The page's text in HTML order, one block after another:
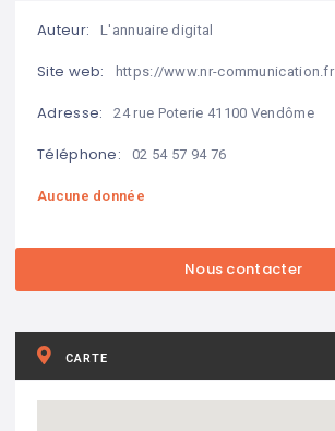
Auteur: L'annuaire digital
Site web: https://www.nr-communication.fr
Adresse: 24 rue Poterie 41100 Vendôme
Téléphone: 02 54 57 94 76
Aucune donnée
CARTE